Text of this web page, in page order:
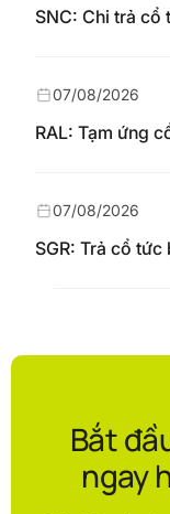
SNC: Chi trả cổ
RAL: Tạm ứng
07/08/2026
SGR: Trả cổ
07/08/2026
Bắt
ngay